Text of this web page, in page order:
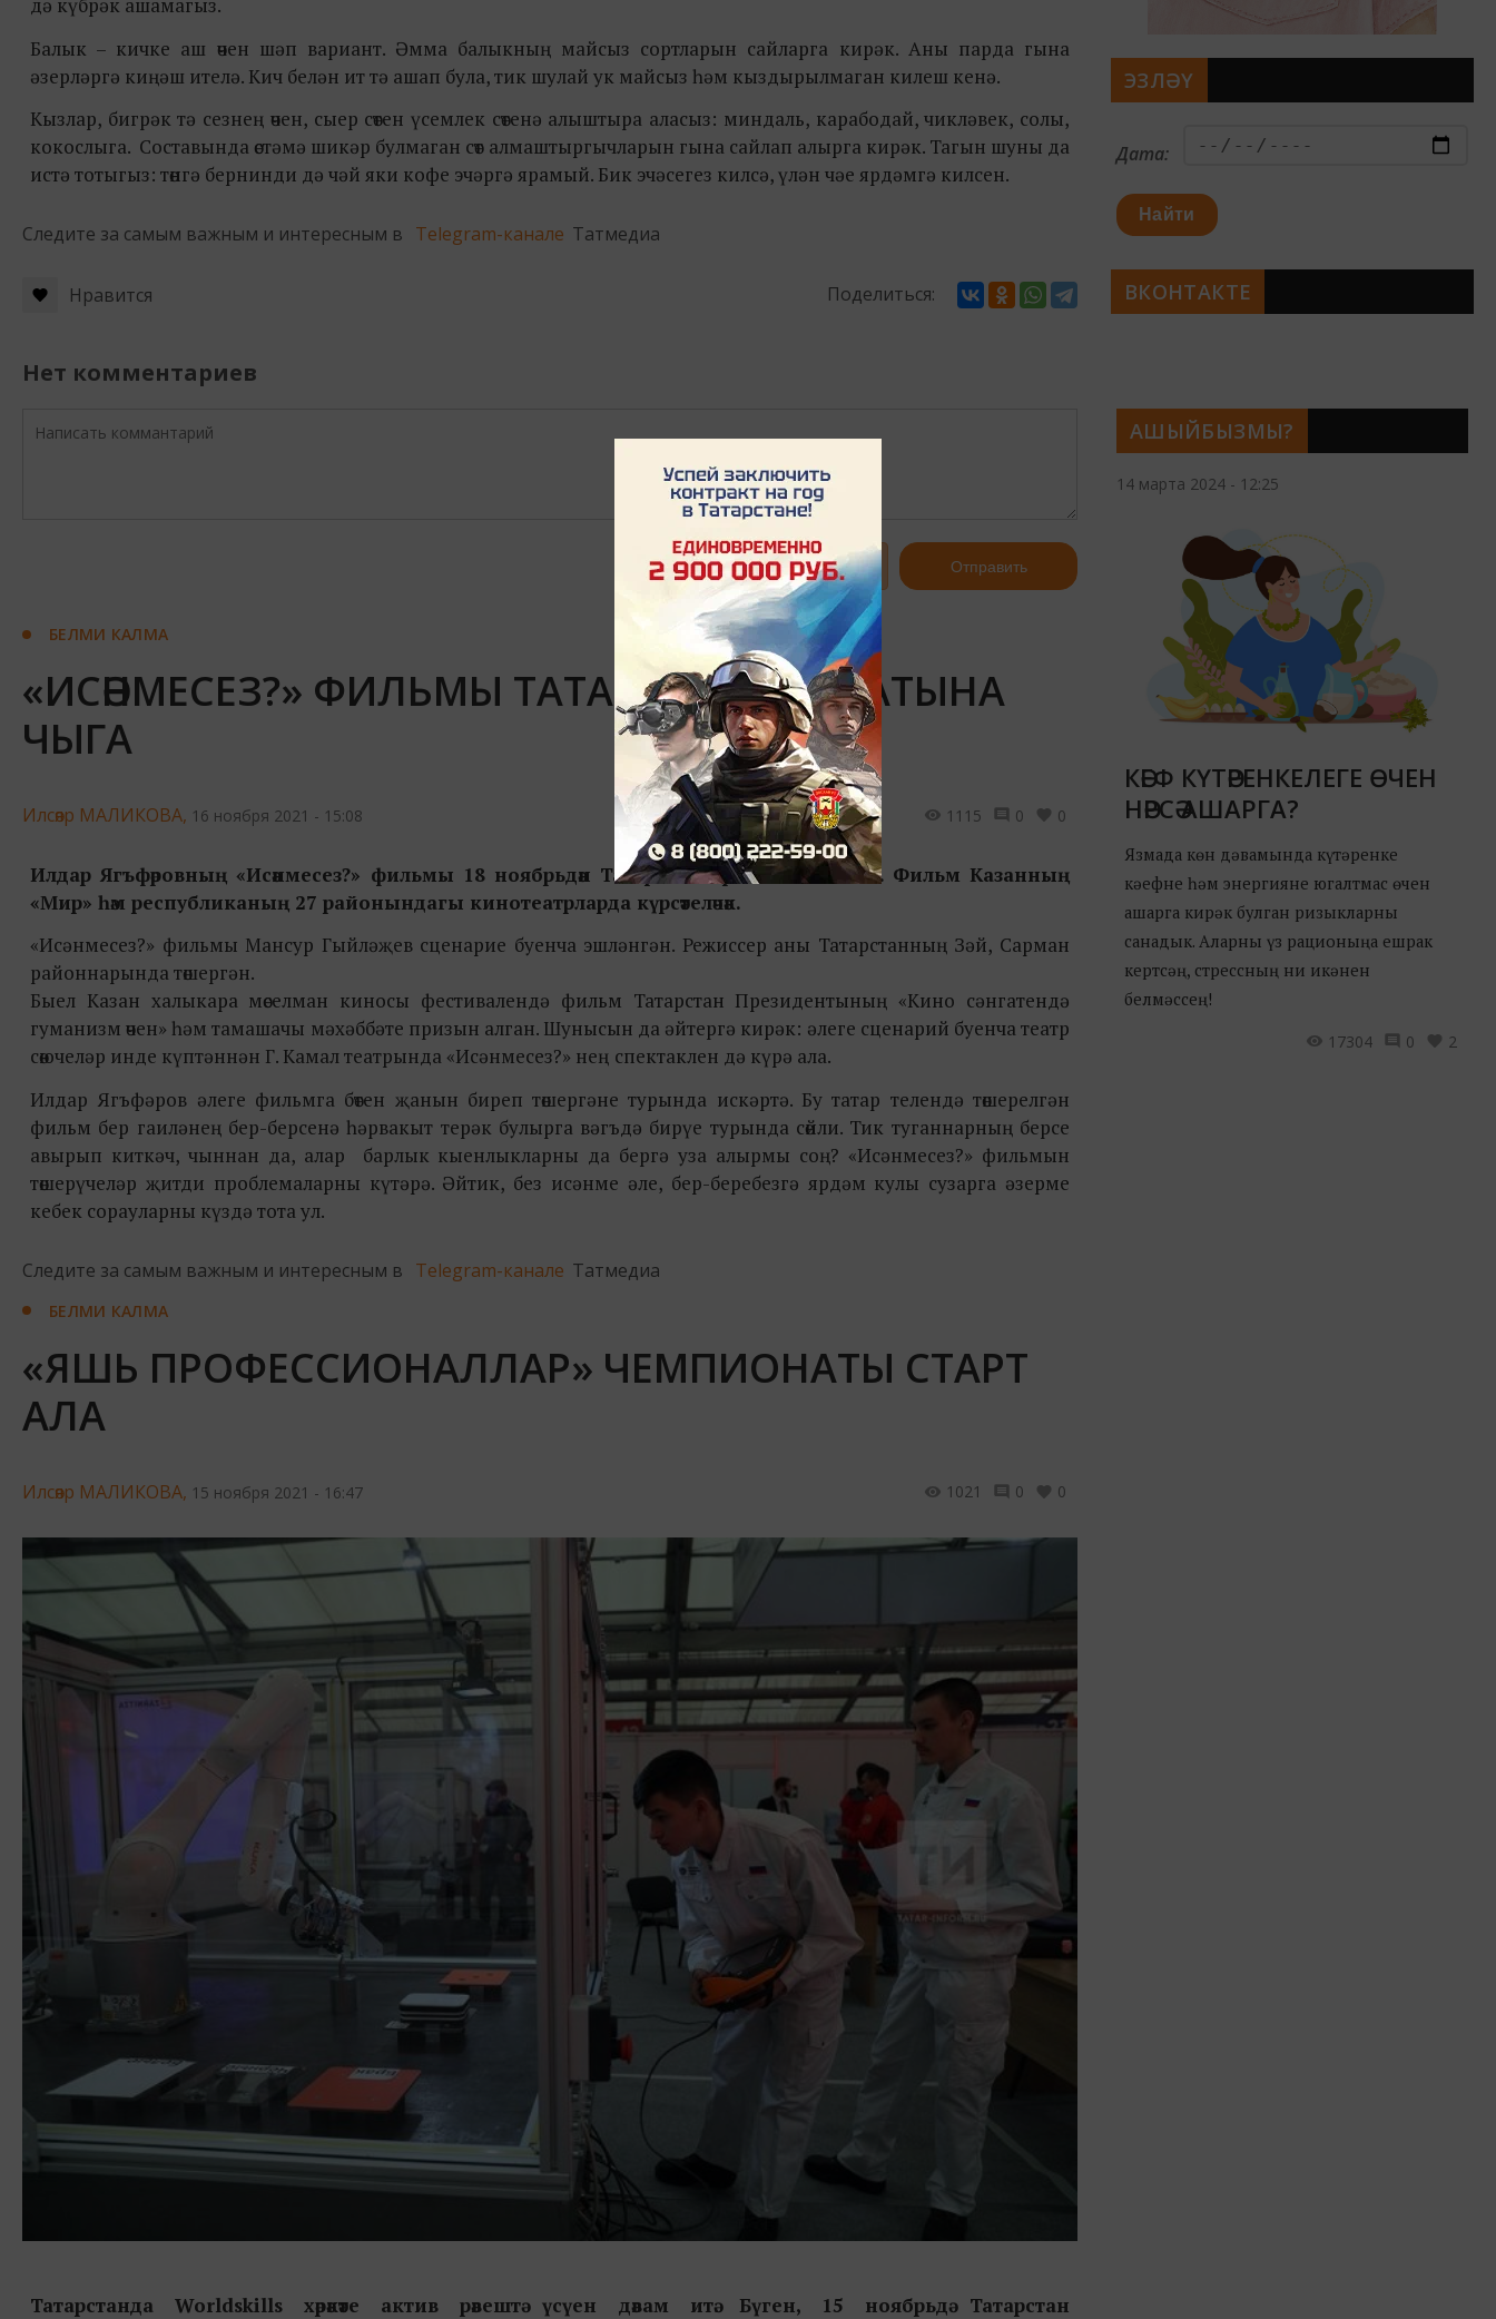
дә күбрәк ашамагыз.
Балык – кичке аш өчен шәп вариант. Әмма балыкның майсыз сортларын сайларга кирәк. Аны парда гына
әзерләргә киңәш ителә. Кич белән ит тә ашап була, тик шулай ук майсыз һәм кыздырылмаган килеш кенә.
Кызлар, бигрәк тә сезнең өчен, сыер сөтен үсемлек сөтенә алыштыра аласыз: миндаль, карабодай, чикләвек, солы,
кокослыга. Составында өстәмә шикәр булмаган сөт алмаштыргычларын гына сайлап алырга кирәк. Тагын шуны да
истә тотыгыз: төнгә бернинди дә чәй яки кофе эчәргә ярамый. Бик эчәсегез килсә, үлән чәе ярдәмгә килсен.
Следите за самым важным и интересным в Telegram-канале Татмедиа
Нравится Поделиться:
Нет комментариев
Авторизоваться Отправить
БЕЛМИ КАЛМА
«ИСӘНМЕСЕЗ?» ФИЛЬМЫ ТАТАРСТАН ПРОКАТЫНА
ЧЫГА
Илсөяр МАЛИКОВА, 16 ноября 2021 - 15:08 1115 0 0
Илдар Ягъфәровның «Исәнмесез?» фильмы 18 ноябрьдән Татарстан прокатына чыга. Фильм Казанның
«Мир» һәм республиканың 27 районындагы кинотеатрларда күрсәтеләчәк.
«Исәнмесез?» фильмы Мансур Гыйләҗев сценарие буенча эшләнгән. Режиссер аны Татарстанның Зәй, Сарман
районнарында төшергән.
Быел Казан халыкара мөселман киносы фестивалендә фильм Татарстан Президентының «Кино сәнгатендә
гуманизм өчен» һәм тамашачы мәхәббәте призын алган.Шунысын да әйтергә кирәк: әлеге сценарий буенча театр
сөючеләр инде күптәннән Г. Камал театрында «Исәнмесез?» нең спектаклен дә күрә ала.
Илдар Ягъфәров әлеге фильмга бөтен җанын биреп төшергәне турында искәртә. Бу татар телендә төшерелгән
фильм бер гаиләнең бер-берсенә һәрвакыт терәк булырга вәгъдә бирүе турында сөйли. Тик туганнарның берсе
авырып киткәч, чыннан да, алар барлык кыенлыкларны да бергә уза алырмы соң? «Исәнмесез?» фильмын
төшерүчеләр җитди проблемаларны күтәрә. Әйтик, без исәнме әле, бер-беребезгә ярдәм кулы сузарга әзерме
кебек сорауларны күздә тота ул.
Следите за самым важным и интересным в Telegram-канале Татмедиа
БЕЛМИ КАЛМА
«ЯШЬ ПРОФЕССИОНАЛЛАР» ЧЕМПИОНАТЫ СТАРТ
АЛА
Илсөяр МАЛИКОВА, 15 ноября 2021 - 16:47 1021 0 0
Татарстанда Worldskills хәрәкәте актив рәвештә үсүен дәвам итә. Бүген,15 ноябрьдә Татарстан
АШЫЙБЫЗМЫ?
14 марта 2024 - 12:25
КӘЕФ КҮТӘРЕНКЕЛЕГЕ ӨЧЕН
НӘРСӘ АШАРГА?
Язмада көн дәвамында күтәренке
кәефне һәм энергияне югалтмас өчен
ашарга кирәк булган ризыкларны
санадык. Аларны үз рационыңа ешрак
кертсәң, стрессның ни икәнен
белмәссең!
17304
0 2
ЭЗЛӘҮ
Дата:
Найти
ВКОНТАКТЕ